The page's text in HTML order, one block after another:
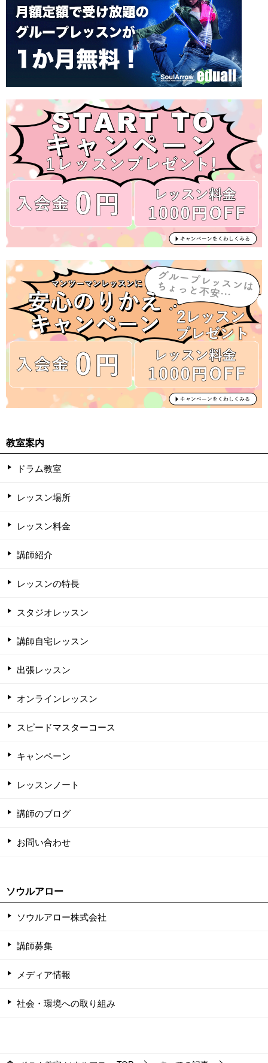
教室案内
ドラム教室
レッスン場所
レッスン料金
講師紹介
レッスンの特長
スタジオレッスン
講師自宅レッスン
出張レッスン
オンラインレッスン
スピードマスターコース
キャンペーン
レッスンノート
講師のブログ
お問い合わせ
ソウルアロー
ソウルアロー株式会社
講師募集
メディア情報
社会・環境への取り組み